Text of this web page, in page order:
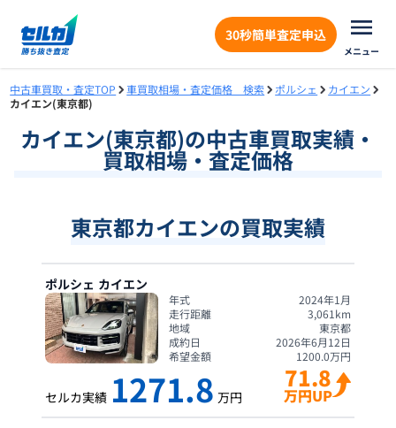
30秒簡単査定申込
メニュー
中古車買取・査定TOP 車買取相場・査定価格 検索 ポルシェ
カイエン
カイエン(東京都)
カイエン(東京都)の中古車買取実績・
買取相場・査定価格
東京都カイエンの買取実績
ポルシェ カイエン
年式
2024年1月
走行距離
3,061 km
地域
東京都
成約日
2026年6月12日
希望金額
1200.0万円
セルカ実績 1271.8 万円
71.8
万円UP